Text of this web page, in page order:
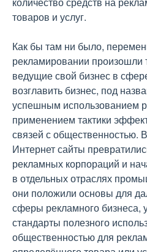
товаров и услуг.
Как бы там ни было,
рекламировании произошли
ведущие свой бизнес в
возглавить бизнес, под
успешным использованием
применением тактики
связей с общественностью.
Интернет сайты
рекламных корпораций и
в отдельных отраслях
они положили основы для
сферы рекламного бизнеса,
стандарты полезного
общественностью для